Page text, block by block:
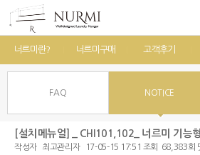
너르미란? 너르미구매 고객후기
FAQ NOTICE
[설치메뉴얼] _ CHI101,102_ 너르미 기능
작성자 최고관리자 17-05-15 17:51 조회 68,383회